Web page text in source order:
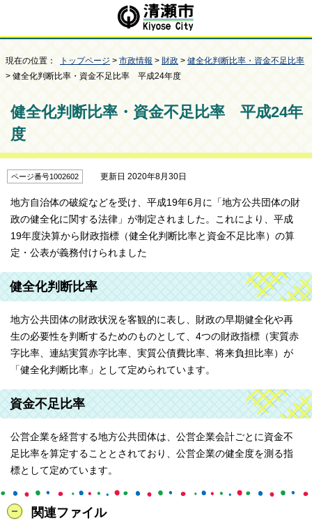
現在の位置： トップページ > 市政情報 > 財政 > 健全化判断比率・資金不足比率
> 健全化判断比率・資金不足比率 平成24年度
健全化判断比率・資金不足比率 平成24年
度
ページ番号1002602 更新日 2020年8月30日
地方自治体の破綻などを受け、平成19年6月に「地方公共団体の財
政の健全化に関する法律」が制定されました。これにより、平成
19年度決算から財政指標（健全化判断比率と資金不足比率）の算
定・公表が義務付けられました
健全化判断比率
地方公共団体の財政状況を客観的に表し、財政の早期健全化や再
生の必要性を判断するためのものとして、4つの財政指標（実質赤
字比率、連結実質赤字比率、実質公債費比率、将来負担比率）が
「健全化判断比率」として定められています。
資金不足比率
公営企業を経営する地方公共団体は、公営企業会計ごとに資金不
足比率を算定することとされており、公営企業の健全度を測る指
標として定めています。
関連ファイル